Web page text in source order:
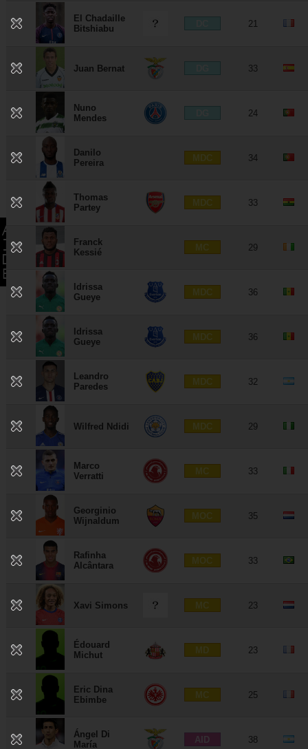
El Chadaille
Bitshiabu
21
Juan Bernat 33
Nuno
Mendes
24
Danilo
Pereira
MDC 34
Thomas
Partey
MDC 33
Franck
Kessié
MC 29
Idrissa
Gueye
MDC 36
Idrissa
Gueye
MDC 36
Leandro
Paredes
MDC 32
Wilfred Ndidi MDC 29
Marco
Verratti
MC 33
Georginio
Wijnaldum
MOC 35
Rafinha
Alcântara
MOC 33
Xavi Simons MC 23
Édouard
Michut
MD 23
Eric Dina
Ebimbe
MC 25
Ángel Di
María
AID 38